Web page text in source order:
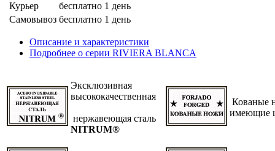
Курьер
бесплатно 1 день
Самовывоз бесплатно 1 день
Описание и характеристики
Подробнее о серии RIVIERA BLANCA
Эксклюзивная
высококачественная
нержавеющая сталь
NITRUM®
Кованые
имеющие